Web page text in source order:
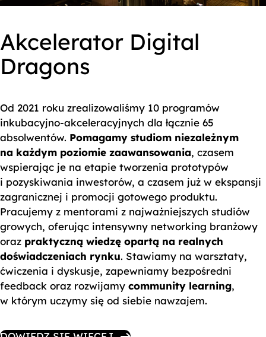
Akcelerator Digital
Dragons
Od 2021 roku zrealizowaliśmy 10 programów
inkubacyjno-akceleracyjnych dla łącznie 65
absolwentów. Pomagamy studiom niezależnym
na każdym poziomie zaawansowania, czasem
wspierając je na etapie tworzenia prototypów
i pozyskiwania inwestorów, a czasem już w ekspansji
zagranicznej i promocji gotowego produktu.
Pracujemy z mentorami z najważniejszych studiów
growych, oferując intensywny networking branżowy
oraz praktyczną wiedzę opartą na realnych
doświadczeniach rynku. Stawiamy na warsztaty,
ćwiczenia i dyskusje, zapewniamy bezpośredni
feedback oraz rozwijamy community learning,
w którym uczymy się od siebie nawzajem.